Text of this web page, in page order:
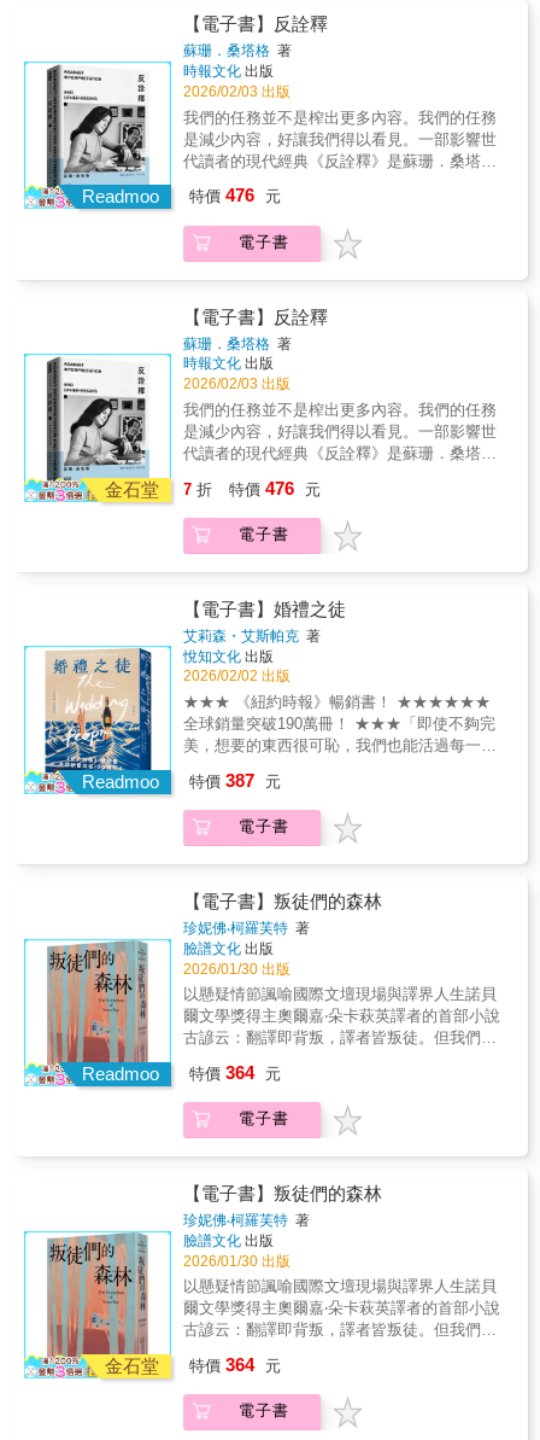
小說技法的最佳範本，內容蘊含的哲思高度，
更是大大提升了它的文學價值。 ◆《獨立報》
&mdash;&mdash; 有些書，會在讀完多年後仍
縈繞你心頭良久，觸動靈魂深處的情感，《大
橋》正是這樣的書。 ◆《紐約時報》
&mdash;&mdash; 一部關於「愛」的作品。母
親對女兒的愛、兄弟對兄弟的愛、對上帝的
愛、對藝術的愛、無私的愛&hellip;&hellip;全部
在一場災難的光照下呈現。
方，肩負「報導真相」的使命；阿良則深植於
越南社會，理解語言背後的文化、恐懼與不能
言說的現實。在一次次採訪中，阿良逐漸意識
到，翻譯工作永遠無法秉持中立——他必須在
「如實翻譯」與「保護說話者」之間反覆權
衡。隨著戰局惡化，西貢逐漸陷入混亂，阿良
所承受的壓力也不斷升高，他發現無論自己如
何選擇，都不可能全身而退——對美國人而
言，他可能永遠是「不夠透明」的在地助手；
對越南同胞而言，他又可能被視為與外國勢力
合作的對象。當西貢淪陷，戰爭恐慌蔓延，多
數人急於逃離時，他拒絕帶著家人前往美國，
一種痛苦而清醒的自我定位。阿良不是戰犯，
卻承受內心的審判，他的「罪」並非來自行
動，而是來自身處的位置——一個永遠無法全
然無辜的位置……——《無罪之身》取材自真
實事件，呈現越戰末期西貢的緊張局勢，以及
民間口譯員在戰爭洪流中所承受的心理壓力與
道德掙扎。作者大衛．K．謝普勒是美國極具影
響力的記者與作家，他延續其記者出身的敏銳
觀察力與倫理思考，在書中將「翻譯」作為隱
生命。小說的獨特之處在於對「口譯員」角色
阿良的刻畫：他的翻譯身分，讓他不只擔任文
化與資訊的橋樑，更成為越戰末期西貢淪陷的
歷史見證者與道德參與者。西方記者潘恩的角
色則代替讀者，與越南的「代言人」阿良對
話，理解神祕不為外界所知的越南，使讀者感
受到一個國家、甚至一個世代在戰爭與政治夾
擊下的傷痕與困惑。本書是一部兼具歷史深度
與文學價值的作品，它不僅描繪了戰爭背景下
的政治與社會，也深入探索人性、道德與忠誠
的掙扎；既凸顯了主角的使命感，又保留了歷
史小說的吸引力，讓讀者在感受震撼的同時，
也能深入體會戰爭背後一名口譯員在面對良心
是非與國家忠誠的心理掙扎與倫理困境。
貓……」社群媒體意外爆紅的真人真事，
TikTok、Instagram百萬追蹤，一部親密動人，
關於人與貓咪之間真摯情感的回憶錄。當寇特
妮‧古斯塔芙森搬進詩人廣場（Poets Square）
社區的房子時，完全不知道這棟房子還「附
帶」了30隻浪貓！那時的寇特妮忙著讓自己活
下去，一段新戀情、一場疫情、一份薪水嚴重
不足的工作，以及糟糕的心理狀態，讓她無暇
顧及這些流浪的小生命。但貓咪們央求的眼
寇特妮別無選擇。這段從詩人廣場開啟的貓咪
救援旅程，比想像中更加艱難與悲傷。她看見
了各地社區龐大的野貓問題，和失能的社會系
往的創傷，重新面對內心的黑暗。她沒想到的
是，她為了分享個性貓咪的故事而創立的
TikTok和Instagram帳號，最後竟然拯救了她的
家。寇特妮書寫了生命之間連結，關懷這些貓
咪重新塑造了她對同理心、韌性的理解，並認
知到為他者全心付出的療癒力量。她帶我們走
過在漆黑巷弄中照顧貓咪的夜晚，那些堆滿垃
些她深愛著、卻不得不放手的貓。《詩人廣場
的貓》書寫貓，也書寫「關懷」和「社群」的
重要性，不僅僅是動物，同樣關乎於人。在這
Readmoo
【電子書】反詮釋
蘇珊．桑塔格 著
時報文化 出版
2026/02/03 出版
我們的任務並不是榨出更多內容。我們的任務
是減少內容，好讓我們得以看見。一部影響世
代讀者的現代經典《反詮釋》是蘇珊．桑塔格
慣解讀、分析、詮釋每一件作品，卻忘記了最
基本的感受力。桑塔格以犀利的文筆，向傳統
藝術批評發起激進挑戰。本書收錄桑塔格一九
繆、高達、布列松、李維史陀等人的深刻討
論，議題涵蓋文學、電影、哲學、精神分析乃
至當代宗教思想。從反詮釋的理論基礎，到對
現代藝術與科技文明的分析，再到對新感受力
的召喚，改變了藝術批評與文化研究的走向，
《反詮釋》是思想上的挑釁，也是一種文化行
動，同時持續提醒著我們：在資訊爆炸與意義
氾濫的時代，唯有找回最原初的感受力，才能
真切地面對藝術與世界。「桑塔格寫了一本深
書。」--《紐約時報》（The New York
Times）「桑塔格已成為作家和思想家的象
徵。」--《時代》雜誌（Time）「令人眼花繚
「蘇珊．桑塔格的論文是偉大的詮釋，甚至是
對真實現狀的完美實現。」--卡洛斯．富恩特斯
（Carlos Fuentes）「這本六○年代的經典評論
集，不但能夠取悅讀者的智慧，又不至令人卻
步。」--《獨立報》（The Independent）
特價 476 元
電子書
金石堂
【電子書】反詮釋
蘇珊．桑塔格 著
時報文化 出版
2026/02/03 出版
我們的任務並不是榨出更多內容。我們的任務
是減少內容，好讓我們得以看見。一部影響世
代讀者的現代經典《反詮釋》是蘇珊．桑塔格
慣解讀、分析、詮釋每一件作品，卻忘記了最
基本的感受力。桑塔格以犀利的文筆，向傳統
藝術批評發起激進挑戰。本書收錄桑塔格一九
繆、高達、布列松、李維史陀等人的深刻討
論，議題涵蓋文學、電影、哲學、精神分析乃
至當代宗教思想。從反詮釋的理論基礎，到對
現代藝術與科技文明的分析，再到對新感受力
的召喚，改變了藝術批評與文化研究的走向，
《反詮釋》是思想上的挑釁，也是一種文化行
動，同時持續提醒著我們：在資訊爆炸與意義
氾濫的時代，唯有找回最原初的感受力，才能
真切地面對藝術與世界。「桑塔格寫了一本深
書。」--《紐約時報》（The New York
Times）「桑塔格已成為作家和思想家的象
徵。」--《時代》雜誌（Time）「令人眼花繚
「蘇珊．桑塔格的論文是偉大的詮釋，甚至是
對真實現狀的完美實現。」--卡洛斯．富恩特斯
（Carlos Fuentes）「這本六○年代的經典評論
集，不但能夠取悅讀者的智慧，又不至令人卻
步。」--《獨立報》（The Independent）
7 折 特價 476 元
電子書
Readmoo
【電子書】婚禮之徒
艾莉森・艾斯帕克 著
悅知文化 出版
2026/02/02 出版
★★★ 《紐約時報》暢銷書！ ★★★★★★
全球銷量突破190萬冊！ ★★★「即使不夠完
美，想要的東西很可恥，我們也能活過每一
馬遜年度最佳書籍 ★★ 美國書評網站
Goodreads年度小說NO.1 ★★ 《時代雜誌》年
度百大選書 ★★ 「與珍娜共讀」讀書俱樂部選
選書 ★★ 《衛報》、《芝加哥論壇報》、《赫
芬頓郵報》、《Elle》年度最佳選書 ★★
People Magazine、Bustle、Star Tribune、
LitHub夏季最佳圖書 ★重點完全在於往前走。
向你曾經以為是你的那個人道別，向你曾經以
為會成為的那個人道別。菲比一如往常地早
起，她穿上絲質長禮服，腳踩金色高跟鞋，獨
自前往奢華酒店。她難得如此盛裝打扮，不是
去度假，而是一心想結束生命。沒想到抵達
禮。新娘萊拉為了這場婚禮可能的突發狀況做
足準備，唯獨沒料到菲比的出現。於是萊拉千
方百計想阻撓菲比的計畫，原本互看不順眼的
兩人，卻在過程中不知不覺向彼此互訴心事。
菲比誤打誤撞成了萊拉的「婚禮賓客」，一連
串的意外，也讓她們開始思考，自己究竟想要
什麼樣的人生……以時而輕快幽默、時而溫柔
感傷的筆法，寫生命中無可避免的失落及缺
憾，以及我們如何透過那些微小的時刻，慢慢
學會重新生活，找回真實的自己，追逐真正渴
望的人生。★這個故事，圍繞著一場盛大的婚
禮展開。書名「婚禮之徒」，指的是這群婚禮
賓客，他們都不是完美的人，有各自的缺陷、
也會犯錯，每個人卻仍有可愛的一面，讓人忍
不住喜歡上他們，因為，他們就好像我們，有
特價 387 元
電子書
Readmoo
【電子書】叛徒們的森林
珍妮佛‧柯羅芙特 著
臉譜文化 出版
2026/01/30 出版
以懸疑情節諷喻國際文壇現場與譯界人生諾貝
爾文學獎得主奧爾嘉‧朵卡萩英譯者的首部小說
古諺云：翻譯即背叛，譯者皆叛徒。但我們是
失蹤的這座森林裡，驚覺自己從未真正讀懂
她……華爾街日報、圖書館期刊、Elle、
CrimeReads—年度好書紐約時報、出版人週
麗美（旅美書評人）、黃宗潔（國立東華大學
華文文學系教授）、黃崇凱（小說家）、楊詠
翔（譯者）、謝佩霓（藝評人／策展人）──好
評推薦│故事簡介│波蘭小說家伊蕾娜‧雷伊是國
際文壇明星、諾貝爾文學獎熱門人選，也以獨
特的個人魅力和關注生態議題的鮮明立場深受
讀者景仰，而她最核心的支持者就是負責在歐
美八國翻譯她作品的譯者們。這八位譯者除了
翻譯，更從每本書的初稿階段就和作者共讀及
位於波蘭與白羅斯邊界原始森林附近的私宅，
展開為期數月的共同工作。當伊蕾娜發信宣告
特價 364 元
電子書
金石堂
【電子書】叛徒們的森林
珍妮佛‧柯羅芙特 著
臉譜文化 出版
2026/01/30 出版
以懸疑情節諷喻國際文壇現場與譯界人生諾貝
爾文學獎得主奧爾嘉‧朵卡萩英譯者的首部小說
古諺云：翻譯即背叛，譯者皆叛徒。但我們是
失蹤的這座森林裡，驚覺自己從未真正讀懂
她……華爾街日報、圖書館期刊、Elle、
CrimeReads—年度好書紐約時報、出版人週
特價 364 元
電子書